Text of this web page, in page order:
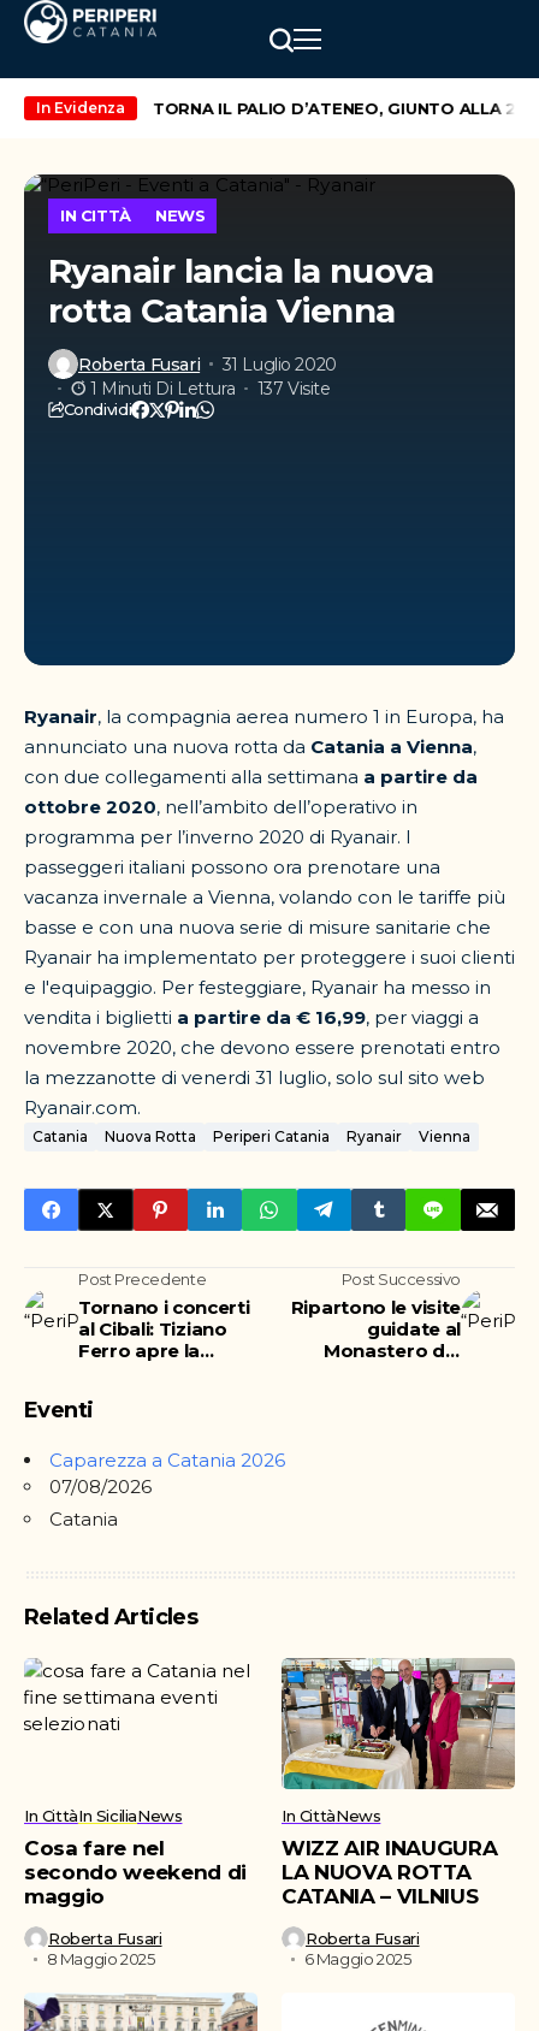
In Evidenza
– VILNIUS TORNA IL PALIO D’ATENEO, GIUNTO ALLA 20°
IN CITTÀ NEWS
Ryanair lancia la nuova
rotta Catania Vienna
Roberta Fusari
31 Luglio 2020
1 Minuti Di Lettura
137 Visite
Condividi
Ryanair, la compagnia aerea numero 1 in Europa, ha
annunciato una nuova rotta da Catania a Vienna,
con due collegamenti alla settimana a partire da
ottobre 2020, nell’ambito dell’operativo in
programma per l’inverno 2020 di Ryanair. I
passeggeri italiani possono ora prenotare una
vacanza invernale a Vienna, volando con le tariffe più
basse e con una nuova serie di misure sanitarie che
Ryanair ha implementato per proteggere i suoi clienti
e l'equipaggio. Per festeggiare, Ryanair ha messo in
vendita i biglietti a partire da € 16,99, per viaggi a
novembre 2020, che devono essere prenotati entro
la mezzanotte di venerdi 31 luglio, solo sul sito web
Ryanair.com.
Catania Nuova Rotta Periperi Catania Ryanair Vienna
Post Precedente
Tornano i concerti
al Cibali: Tiziano
Ferro apre la
Post Successivo
Ripartono le visite
guidate al
Monastero dei
Eventi
Caparezza a Catania 2026
07/08/2026
Catania
Related Articles
In CittàIn SiciliaNews
Cosa fare nel
secondo weekend di
maggio
Roberta Fusari
8 Maggio 2025
In CittàNews
WIZZ AIR INAUGURA
LA NUOVA ROTTA
CATANIA – VILNIUS
Roberta Fusari
6 Maggio 2025